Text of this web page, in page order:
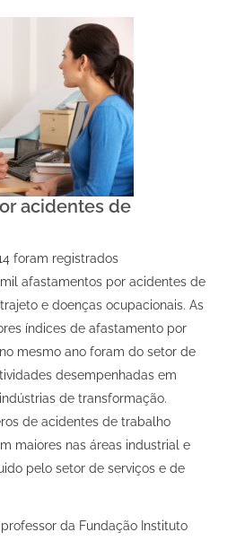
acidentes de
foram registrados
afastamentos por acidentes de
e doenças ocupacionais. As
índices de afastamento por
mesmo ano foram do setor de
desempenhadas em
de transformação.
de acidentes de trabalho
maiores nas áreas industrial e
pelo setor de serviços e de
professor da Fundação Instituto